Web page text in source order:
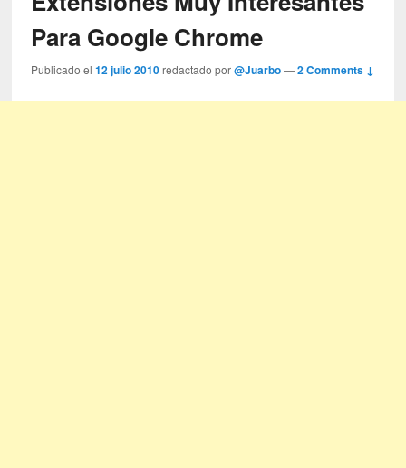
Para Google Chrome
Publicado el12 julio 2010 redactado por@Juarbo —2 Comments ↓